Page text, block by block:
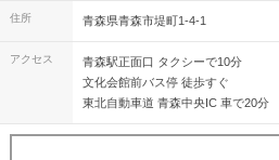
住所 青森県青森市堤町1-4-1
アクセス
青森駅正面口 タクシーで10分
文化会館前バス停 徒歩すぐ
東北自動車道 青森中央IC 車で20分